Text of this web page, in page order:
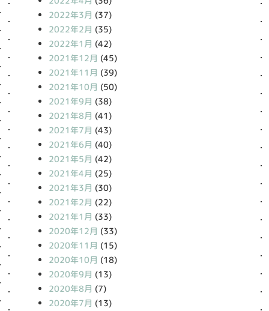
2022年3月 (37)
2022年2月 (35)
2022年1月 (42)
2021年12月 (45)
2021年11月 (39)
2021年10月 (50)
2021年9月 (38)
2021年8月 (41)
2021年7月 (43)
2021年6月 (40)
2021年5月 (42)
2021年4月 (25)
2021年3月 (30)
2021年2月 (22)
2021年1月 (33)
2020年12月 (33)
2020年11月 (15)
2020年10月 (18)
2020年9月 (13)
2020年8月 (7)
2020年7月 (13)